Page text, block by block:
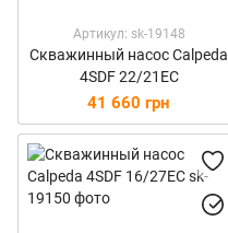
Артикул: sk-19148
Скважинный насос Calpeda
4SDF 22/21EC
41 660 грн